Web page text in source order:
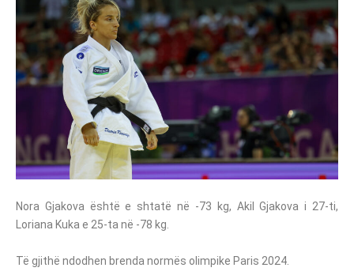
Nora Gjakova është e shtatë në -73 kg, Akil Gjakova i 27-ti,
Loriana Kuka e 25-ta në -78 kg.
Të gjithë ndodhen brenda normës olimpike Paris 2024.